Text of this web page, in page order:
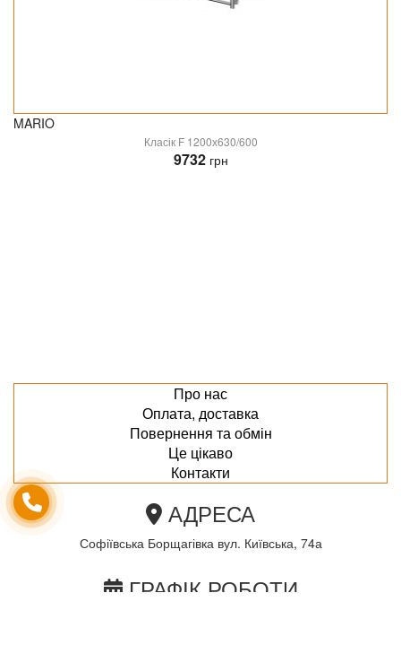
MARIO
Класік F 1200х630/600
9732грн
Про нас
Оплата, доставка
Повернення та обмін
Це цікаво
Контакти
АДРЕСА
Софіївська Борщагівка вул. Київська, 74а
ГРАФІК РОБОТИ